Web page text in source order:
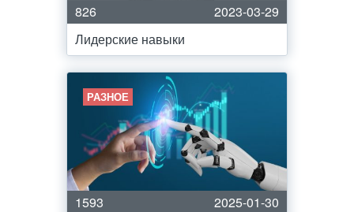
826
2023-03-29
Лидерские навыки
РАЗНОЕ
1593
2025-01-30